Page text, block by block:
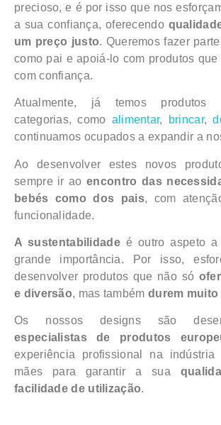
precioso, e é por isso que nos
a sua confiança, oferecendo
um preço justo. Queremos fazer
como pai e apoiá-lo com produtos
com confiança.
Atualmente, já temos produtos
categorias, como alimentar, brincar,
continuamos ocupados a expandir a
Ao desenvolver estes novos
sempre ir aoencontro das
bebés como dos pais, com
funcionalidade.
A sustentabilidadeé outro aspeto a
grande importância. Por isso,
desenvolver produtos que não só
e diversão, mas também durem muito
Os nossos designs são
especialistas de produtos
experiência profissional na
mães para garantir a sua
facilidade de utilização.